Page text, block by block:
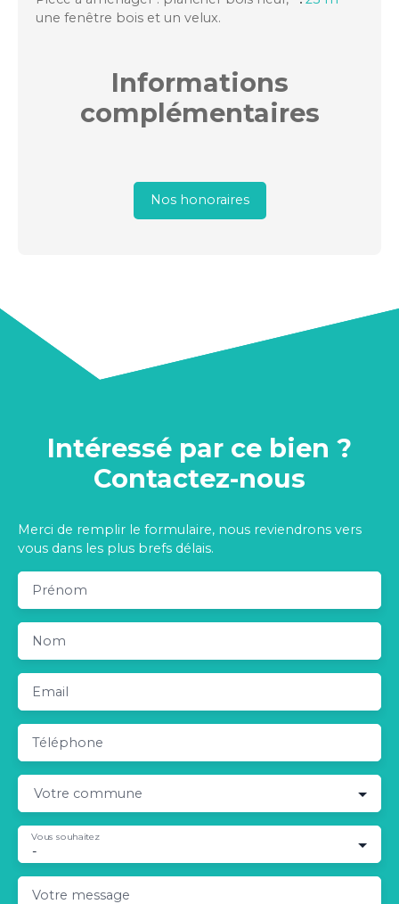
une fenêtre bois et un velux.
Informations
complémentaires
Nos honoraires
Intéressé par ce bien ?
Contactez-nous
Merci de remplir le formulaire, nous reviendrons vers
vous dans les plus brefs délais.
Prénom
Nom
Email
Téléphone
Votre commune
-
Vous souhaitez
Votre message